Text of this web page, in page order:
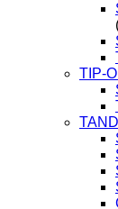
TIP-